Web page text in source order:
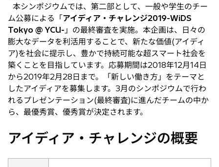
本シンポジウムでは、第二部として、一般や学生のチー
ム公募による「アイディア・チャレンジ2019-WiDS
Tokyo @ YCU- 」の最終審査を実施。本企画は、日々の
膨大なデータを利活用することで、新たな価値(アイディ
ア)を社会に提示し、豊かで持続可能な超スマート社会を
築くことを目指しています。応募期間は2018年12月14日
から2019年2月28日まで。「新しい働き方」をテーマと
したアイディアを募集します。3月のシンポジウムで行わ
れるプレゼンテーション(最終審査)に進んだチームの中か
ら、最優秀賞、優秀賞が決定されます。
アイディア・チャレンジの概要